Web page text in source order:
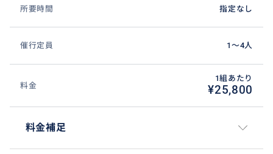
所要時間 指定なし
催行定員 1〜4人
料金
1組あたり
¥25,800
料金補足